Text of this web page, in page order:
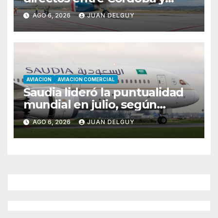
Florianópolis
AGO 6, 2026 JUAN DELGUY
AVIACION AVIACION COMERCIAL
Saudia lideró la puntualidad
mundial en julio, según
Cirium
AGO 6, 2026 JUAN DELGUY